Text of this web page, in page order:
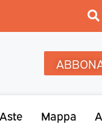
Aste Mappa